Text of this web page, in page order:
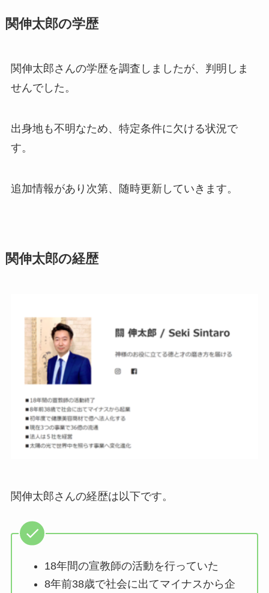
関伸太郎の学歴
関伸太郎さんの学歴を調査しましたが、判明しま
せんでした。
出身地も不明なため、特定条件に欠ける状況で
す。
追加情報があり次第、随時更新していきます。
関伸太郎の経歴
関伸太郎さんの経歴は以下です。
18年間の宣教師の活動を行っていた
8年前38歳で社会に出てマイナスから企